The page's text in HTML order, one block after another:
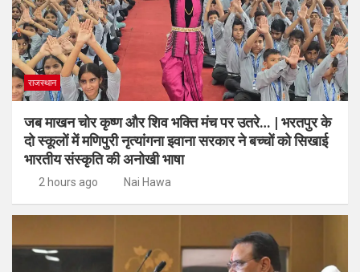
राजस्थान
जब माखन चोर कृष्ण और शिव भक्ति मंच पर उतरे… | भरतपुर के
दो स्कूलों में मणिपुरी नृत्यांगना इवाना सरकार ने बच्चों को सिखाई
भारतीय संस्कृति की अनोखी भाषा
2 hours ago Nai Hawa